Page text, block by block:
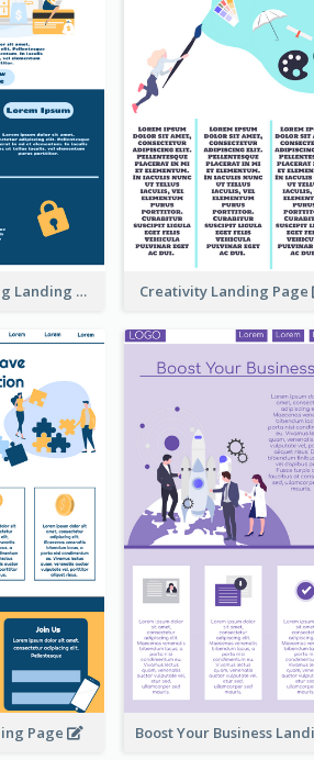
Online Shopping Landing Page Creativity Landing Page
Page